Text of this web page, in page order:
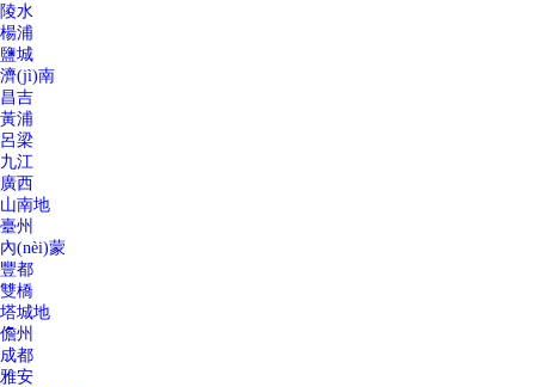
陵水
楊浦
鹽城
濟(jì)南
昌吉
黃浦
呂梁
九江
廣西
山南地
臺州
內(nèi)蒙
豐都
雙橋
塔城地
儋州
成都
雅安